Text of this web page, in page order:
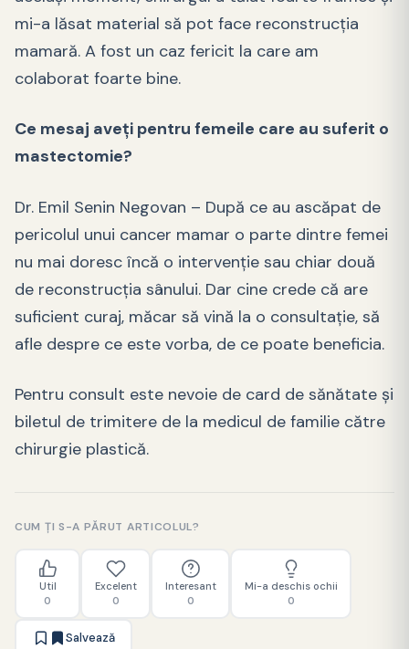
mi-a lăsat material să pot face reconstrucția
mamară. A fost un caz fericit la care am
colaborat foarte bine.
Ce mesaj aveți pentru femeile care au suferit o
mastectomie?
Dr. Emil Senin Negovan – După ce au ascăpat de
pericolul unui cancer mamar o parte dintre femei
nu mai doresc încă o intervenție sau chiar două
de reconstrucția sânului. Dar cine crede că are
suficient curaj, măcar să vină la o consultație, să
afle despre ce este vorba, de ce poate beneficia.
Pentru consult este nevoie de card de sănătate și
biletul de trimitere de la medicul de familie către
chirurgie plastică.
CUM ȚI S-A PĂRUT ARTICOLUL?
Util
0
Excelent
0
Interesant
0
Mi-a deschis ochii
0
Salvează